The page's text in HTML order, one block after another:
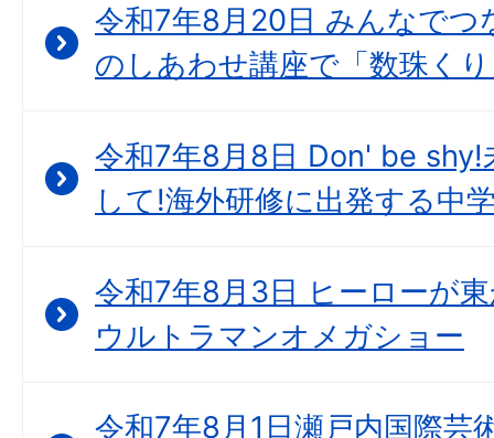
令和7年8月20日 みんなで
のしあわせ講座で「数珠く
令和7年8月8日 Don' be shy!
して!海外研修に出発する中
令和7年8月3日 ヒーローが
ウルトラマンオメガショー
令和7年8月1日瀬戸内国際芸